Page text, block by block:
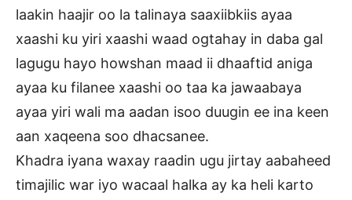
laakin haajir oo la talinaya saaxiibkiis ayaa
xaashi ku yiri xaashi waad ogtahay in daba gal
lagugu hayo howshan maad ii dhaaftid aniga
ayaa ku filanee xaashi oo taa ka jawaabaya
ayaa yiri wali ma aadan isoo duugin ee ina keen
aan xaqeena soo dhacsanee.
Khadra iyana waxay raadin ugu jirtay aabaheed
timajilic war iyo wacaal halka ay ka heli karto